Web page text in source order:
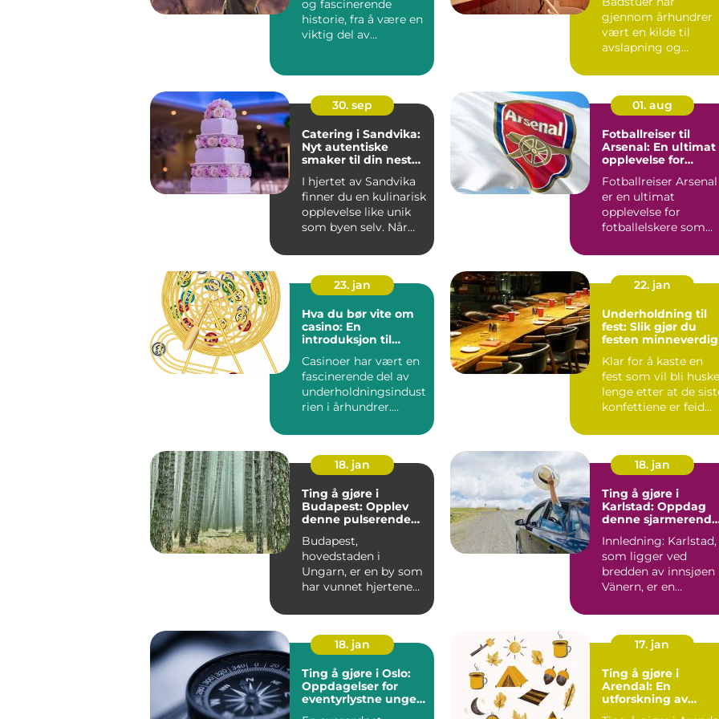
og fascinerende
historie, fra å være en
viktig del av
gjennom århundrer
vært en kilde til
avslapning og
30. sep
Catering i Sandvika:
Nyt autentiske
smaker til din neste
I hjertet av Sandvika
finner du en kulinarisk
opplevelse like unik
som byen selv. Når
01. aug
Fotballreiser til
Arsenal: En ultimat
opplevelse for
Fotballreiser Arsenal
er en ultimat
opplevelse for
fotballelskere som
23. jan
Hva du bør vite om
casino: En
introduksjon til
Casinoer har vært en
fascinerende del av
underholdningsindust
rien i århundrer.
22. jan
Underholdning til
fest: Slik gjør du
festen minneverdig
Klar for å kaste en
fest som vil bli
lenge etter at de
konfettiene er feid
18. jan
Ting å gjøre i
Budapest: Opplev
denne pulserende
Budapest,
hovedstaden i
Ungarn, er en by som
har vunnet hjertene
verden. Med ...
18. jan
Ting å gjøre i
Karlstad: Oppdag
denne sjarmerende
Innledning: Karlstad,
som ligger ved
bredden av innsjøen
Vänern, er en
by som har...
18. jan
Ting å gjøre i Oslo:
Oppdagelser for
eventyrlystne unge
17. jan
Ting å gjøre i
Arendal: En
utforskning av